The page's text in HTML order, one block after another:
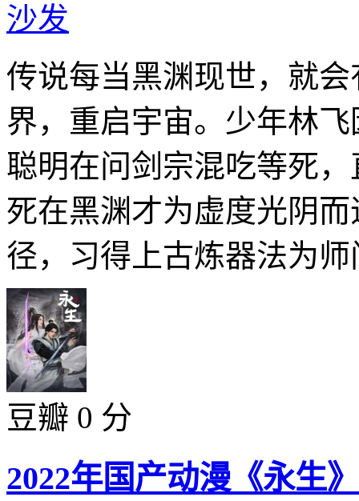
沙发
传说每当黑渊现世，就
界，重启宇宙。少年林
聪明在问剑宗混吃等死
死在黑渊才为虚度光阴
径，习得上古炼器法为
豆瓣 0 分
2022年国产动漫《永生